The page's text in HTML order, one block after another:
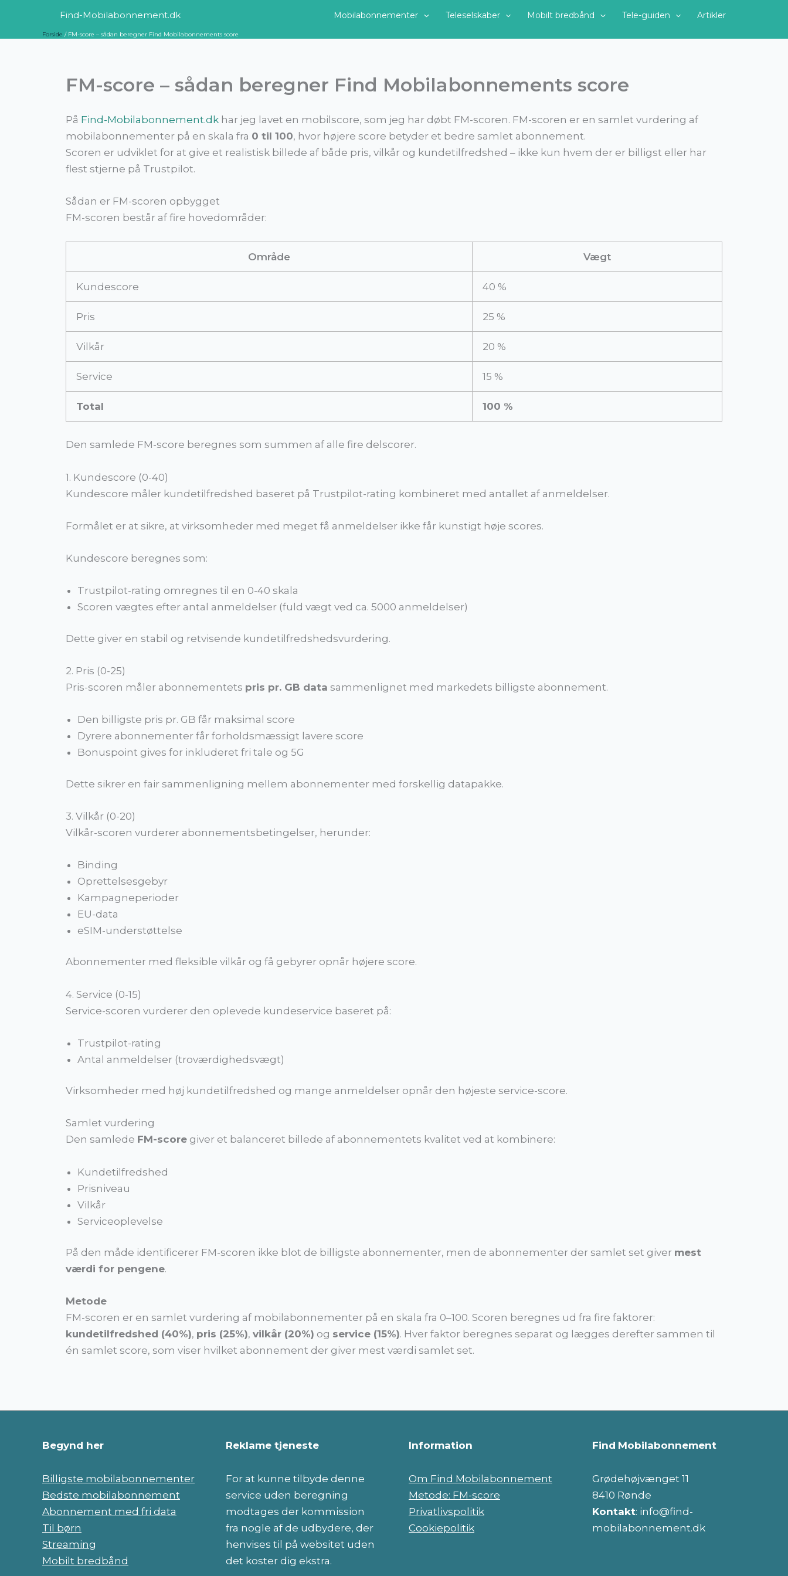
indholdet
Find-Mobilabonnement.dk Mobilabonnementer Teleselskaber Mobilt bredbånd Tele-guiden Artikler
Forside FM-score – sådan beregner Find Mobilabonnements score
FM-score – sådan beregner Find Mobilabonnements score
På Find-Mobilabonnement.dk har jeg lavet en mobilscore, som jeg har døbt FM-scoren. FM-scoren er en samlet vurdering af
mobilabonnementer på en skala fra 0 til 100, hvor højere score betyder et bedre samlet abonnement.
Scoren er udviklet for at give et realistisk billede af både pris, vilkår og kundetilfredshed – ikke kun hvem der er billigst eller har
flest stjerne på Trustpilot.
Sådan er FM-scoren opbygget
FM-scoren består af fire hovedområder:
Område Vægt
Kundescore 40 %
Pris 25 %
Vilkår 20 %
Service 15 %
Total 100 %
Den samlede FM-score beregnes som summen af alle fire delscorer.
1. Kundescore (0-40)
Kundescore måler kundetilfredshed baseret på Trustpilot-rating kombineret med antallet af anmeldelser.
Formålet er at sikre, at virksomheder med meget få anmeldelser ikke får kunstigt høje scores.
Kundescore beregnes som:
Trustpilot-rating omregnes til en 0-40 skala
Scoren vægtes efter antal anmeldelser (fuld vægt ved ca. 5000 anmeldelser)
Dette giver en stabil og retvisende kundetilfredshedsvurdering.
2. Pris (0-25)
Pris-scoren måler abonnementets pris pr. GB data sammenlignet med markedets billigste abonnement.
Den billigste pris pr. GB får maksimal score
Dyrere abonnementer får forholdsmæssigt lavere score
Bonuspoint gives for inkluderet fri tale og 5G
Dette sikrer en fair sammenligning mellem abonnementer med forskellig datapakke.
3. Vilkår (0-20)
Vilkår-scoren vurderer abonnementsbetingelser, herunder:
Binding
Oprettelsesgebyr
Kampagneperioder
EU-data
eSIM-understøttelse
Abonnementer med fleksible vilkår og få gebyrer opnår højere score.
4. Service (0-15)
Service-scoren vurderer den oplevede kundeservice baseret på:
Trustpilot-rating
Antal anmeldelser (troværdighedsvægt)
Virksomheder med høj kundetilfredshed og mange anmeldelser opnår den højeste service-score.
Samlet vurdering
Den samlede FM-score giver et balanceret billede af abonnementets kvalitet ved at kombinere:
Kundetilfredshed
Prisniveau
Vilkår
Serviceoplevelse
På den måde identificerer FM-scoren ikke blot de billigste abonnementer, men de abonnementer der samlet set giver mest
værdi for pengene.
Metode
FM-scoren er en samlet vurdering af mobilabonnementer på en skala fra 0–100. Scoren beregnes ud fra fire faktorer:
kundetilfredshed (40%), pris (25%), vilkår (20%) og service (15%). Hver faktor beregnes separat og lægges derefter sammen til
én samlet score, som viser hvilket abonnement der giver mest værdi samlet set.
Begynd her
Billigste mobilabonnementer
Bedste mobilabonnement
Abonnement med fri data
Til børn
Streaming
Mobilt bredbånd
Reklame tjeneste
For at kunne tilbyde denne
service uden beregning
modtages der kommission
fra nogle af de udbydere, der
henvises til på websitet uden
det koster dig ekstra.
Information
Om Find Mobilabonnement
Metode: FM-score
Privatlivspolitik
Cookiepolitik
Find Mobilabonnement
Grødehøjvænget 11
8410 Rønde
Kontakt: info@find-
mobilabonnement.dk